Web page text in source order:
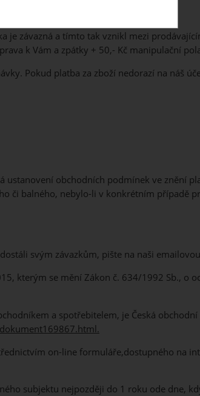
je závazná a tímto tak vznikl mezi
k Vám a zpátky + 50,- Kč manipulační
Pokud platba za zboží nedorazí na náš
obchodních podmínek ve znění
či balného, nebylo-li v konkrétním případě
svým závazkům, pište na naši
kterým se mění Zákon č. 634/1992 Sb., o
a spotřebitelem, je Česká
on-line formuláře,dostupného na
subjektu nejpozději do 1 roku ode dne,